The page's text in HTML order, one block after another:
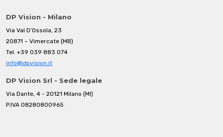
DP Vision - Milano
Via Val D’Ossola, 23
20871 – Vimercate (MB)
Tel. +39 039 883 074
info@dpvision.it
DP Vision Srl - Sede legale
Via Dante, 4 - 20121 Milano (MI)
P.IVA 08280800965